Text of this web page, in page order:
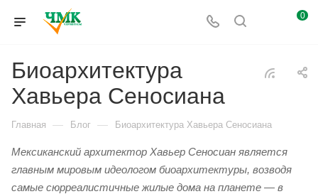
0
Биоархитектура
Хавьера Сеносиана
Главная — Блог — Биоархитектура Хавьера Сеносиана
Мексиканский архитектор Хавьер Сеносиан является
главным мировым идеологом биоархитектуры, возводя
самые сюрреалистичные жилые дома на планете — в